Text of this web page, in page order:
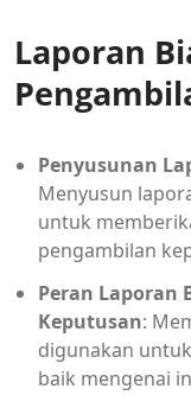
Laporan
Penyusunan
Menyusun
untuk
pengambilan
Peran Laporan
Keputusan:
digunakan
baik mengenai